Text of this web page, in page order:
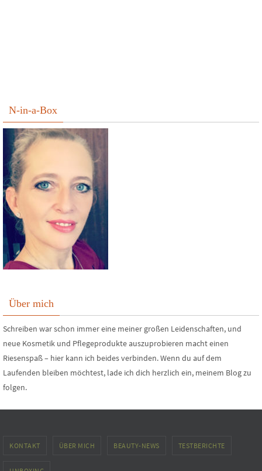
N-in-a-Box
Über mich
Schreiben war schon immer eine meiner großen Leidenschaften, und
neue Kosmetik und Pflegeprodukte auszuprobieren macht einen
Riesenspaß – hier kann ich beides verbinden. Wenn du auf dem
Laufenden bleiben möchtest, lade ich dich herzlich ein, meinem Blog zu
folgen.
KONTAKT ÜBER MICH BEAUTY-NEWS TESTBERICHTE